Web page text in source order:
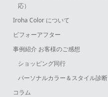
応）
Iroha Color について
ビフォーアフター
事例紹介 お客様のご感想
ショッピング同行
パーソナルカラー＆スタイル診断
コラム